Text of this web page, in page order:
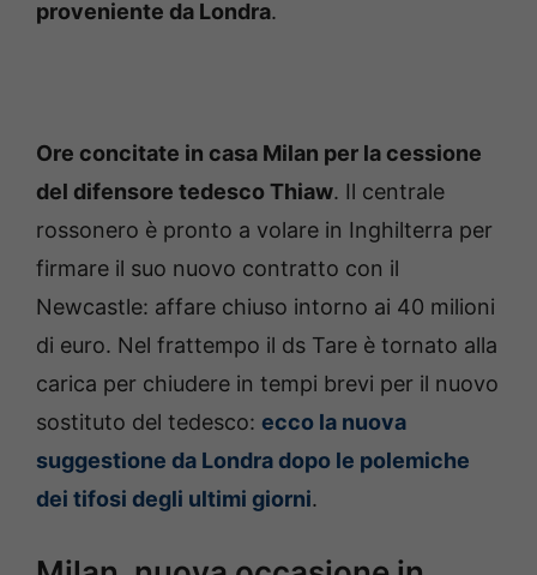
proveniente da Londra.
Ore concitate in casa Milan per la cessione
del difensore tedesco Thiaw. Il centrale
rossonero è pronto a volare in Inghilterra per
firmare il suo nuovo contratto con il
Newcastle: affare chiuso intorno ai 40 milioni
di euro. Nel frattempo il ds Tare è tornato alla
carica per chiudere in tempi brevi per il nuovo
sostituto del tedesco: ecco la nuova
suggestione da Londra dopo le polemiche
dei tifosi degli ultimi giorni.